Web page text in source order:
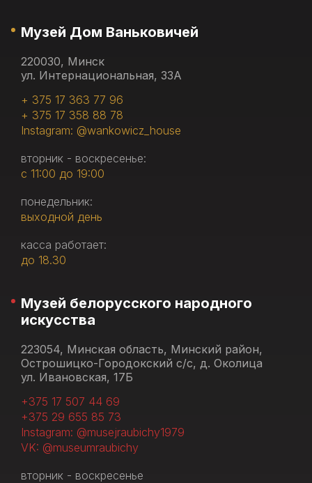
Музей Дом Ваньковичей
220030, Минск
ул. Интернациональная, 33А
+ 375 17 363 77 96
+ 375 17 358 88 78
Instagram: @wankowicz_house
вторник - воскресенье:
с 11:00 до 19:00
понедельник:
выходной день
касса работает:
до 18.30
Музей белорусского народного
искусства
223054, Минская область, Минский район,
Острошицко-Городокский с/с, д. Околица
ул. Ивановская, 17Б
+375 17 507 44 69
+375 29 655 85 73
Instagram: @musejraubichy1979
VK: @museumraubichy
вторник - воскресенье